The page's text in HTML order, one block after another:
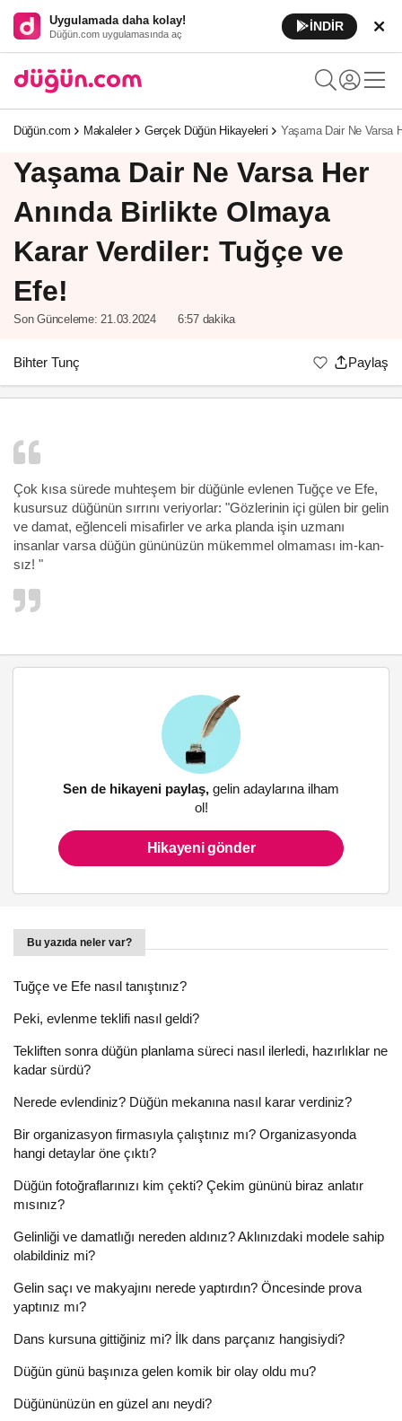
Uygulamada daha kolay!
Düğün.com uygulamasında aç
İNDİR
Düğün.com Makaleler Gerçek Düğün Hikayeleri Yaşama Dair Ne Varsa
Yaşama Dair Ne Varsa Her
Anında Birlikte Olmaya
Karar Verdiler: Tuğçe ve
Efe!
Son Günceleme: 21.03.2024 6:57 dakika
Bihter Tunç Paylaş
Çok kısa sürede muhteşem bir düğünle evlenen Tuğçe ve Efe,
kusursuz düğünün sırrını veriyorlar: "Gözlerinin içi gülen bir gelin
ve damat, eğlenceli misafirler ve arka planda işin uzmanı
insanlar varsa düğün gününüzün mükemmel olmaması im-kan-
sız! "
Sen de hikayeni paylaş, gelin adaylarına ilham
ol!
Hikayeni gönder
Bu yazıda neler var?
Tuğçe ve Efe nasıl tanıştınız?
Peki, evlenme teklifi nasıl geldi?
Tekliften sonra düğün planlama süreci nasıl ilerledi, hazırlıklar ne
kadar sürdü?
Nerede evlendiniz? Düğün mekanına nasıl karar verdiniz?
Bir organizasyon firmasıyla çalıştınız mı? Organizasyonda
hangi detaylar öne çıktı?
Düğün fotoğraflarınızı kim çekti? Çekim gününü biraz anlatır
mısınız?
Gelinliği ve damatlığı nereden aldınız? Aklınızdaki modele sahip
olabildiniz mi?
Gelin saçı ve makyajını nerede yaptırdın? Öncesinde prova
yaptınız mı?
Dans kursuna gittiğiniz mi? İlk dans parçanız hangisiydi?
Düğün günü başınıza gelen komik bir olay oldu mu?
Düğününüzün en güzel anı neydi?